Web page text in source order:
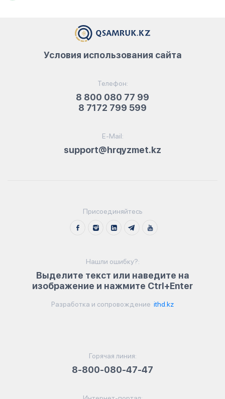
Телефон:
8 800 080 77 99
8 7172 799 599
E-Mail:
support@hrqyzmet.kz
Условия использования сайта
Присоединяйтесь
Нашли ошибку?:
Выделите текст или наведите на
изображение и нажмите Ctrl+Enter
Разработка и сопровождение ithd.kz
Горячая линия:
8-800-080-47-47